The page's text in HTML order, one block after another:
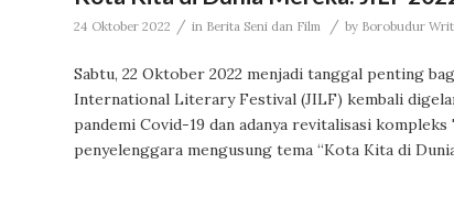
24 Oktober 2022 / in Berita Seni dan Film / by Borobudur
Sabtu, 22 Oktober 2022 menjadi tanggal penting
International Literary Festival (JILF) kembali
pandemi Covid-19 dan adanya revitalisasi
penyelenggara mengusung tema “Kota Kita di